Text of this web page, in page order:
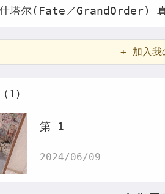
塔尔(Fate／GrandOrder)
+ 加入我
(1)
第 1
2024/06/09